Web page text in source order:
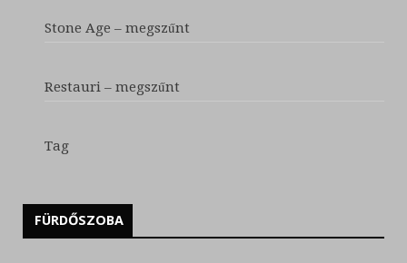
Stone Age – megszűnt
Restauri – megszűnt
Tag
FÜRDŐSZOBA